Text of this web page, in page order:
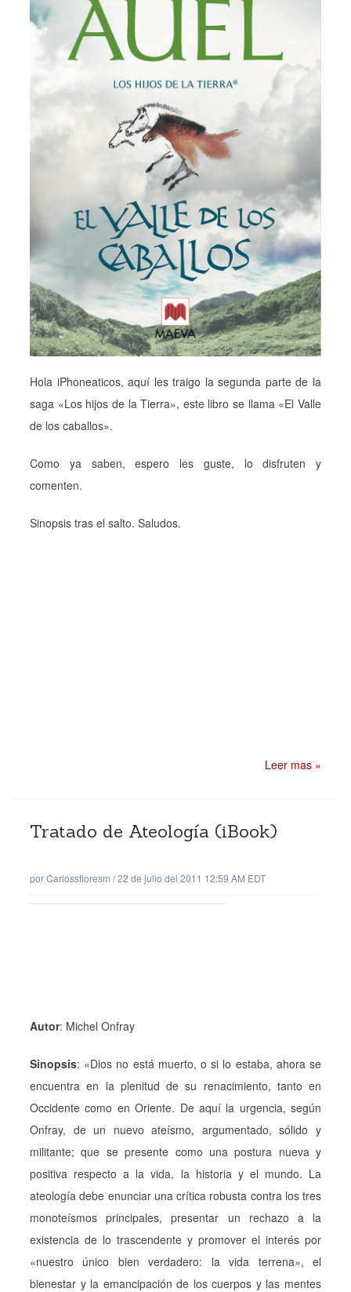
Hola iPhoneaticos, aquí les traigo la segunda parte de la
saga «Los hijos de la Tierra», este libro se llama «El Valle
de los caballos».
Como ya saben, espero les guste, lo disfruten y
comenten.
Sinopsis tras el salto. Saludos.
Leer mas »
Tratado de Ateología (iBook)
porCarlossfloresm /22 de julio del 2011 12:59 AM EDT
Autor: Michel Onfray
Sinopsis: «Dios no está muerto, o si lo estaba, ahora se
encuentra en la plenitud de su renacimiento, tanto en
Occidente como en Oriente. De aquí la urgencia, según
Onfray, de un nuevo ateísmo, argumentado, sólido y
militante; que se presente como una postura nueva y
positiva respecto a la vida, la historia y el mundo. La
ateología debe enunciar una crítica robusta contra los tres
monoteísmos principales, presentar un rechazo a la
existencia de lo trascendente y promover el interés por
«nuestro único bien verdadero: la vida terrena», el
bienestar y la emancipación de los cuerpos y las mentes